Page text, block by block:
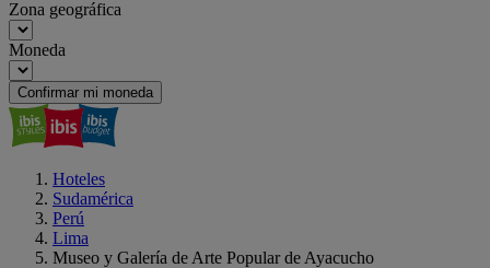
Zona geográfica
Moneda
Confirmar mi moneda
Hoteles
Sudamérica
Perú
Lima
Museo y Galería de Arte Popular de Ayacucho